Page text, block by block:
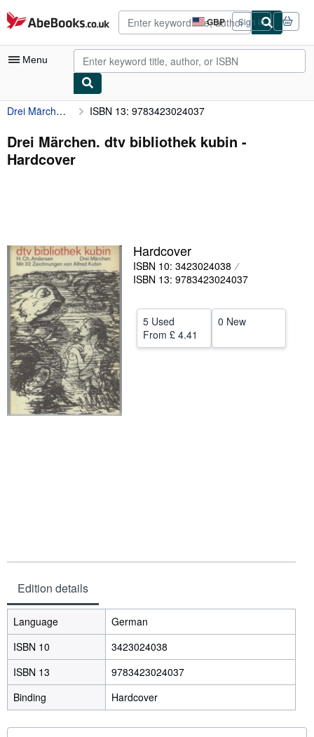
Skip to main content
AbeBooks.co.uk GBP
Site
shopping
preferences
Sign in
Menu
My Account
My Purchases
Advanced Search
Textbooks
Sellers
Start Selling
Help
Drei Märchen. dtv bibliothek kubin ISBN 13: 9783423024037
Drei Märchen. dtv bibliothek kubin -
Hardcover
Hardcover
ISBN 10: 3423024038
ISBN 13: 9783423024037
5 Used
From £ 4.41
0 New
Edition details
Language
German
ISBN 10
3423024038
ISBN 13
9783423024037
Binding
Hardcover